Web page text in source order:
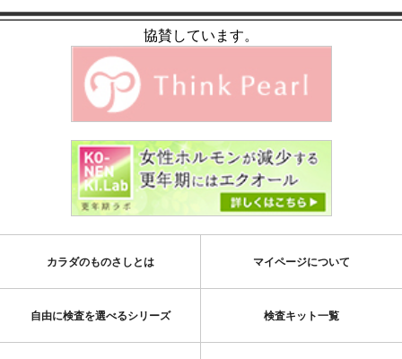
協賛しています。
カラダのものさしとは マイページについて
自由に検査を選べるシリーズ 検査キット一覧